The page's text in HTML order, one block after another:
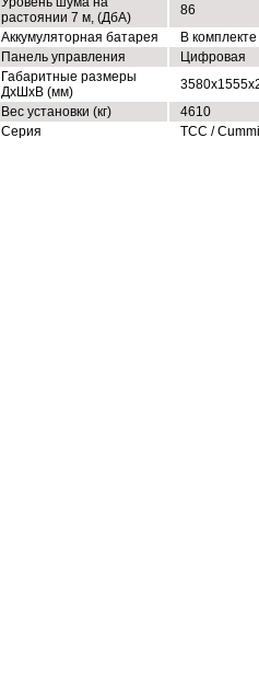
растоянии 7 м, (ДбА)
86
Аккумуляторная батарея
В комплекте
Панель управления
Цифровая
Габаритные размеры
ДхШхВ (мм)
Вес установки (кг)
4610
Серия
ТСС /